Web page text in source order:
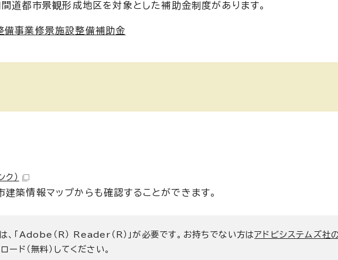
道都市景観形成地区を対象とした補助金制度があります。
備事業修景施設整備補助金
ク）
築情報マップからも確認することができます。
、「Adobe（R） Reader（R）」が必要です。お持ちでない方はアドビシステムズ社
ード（無料）してください。